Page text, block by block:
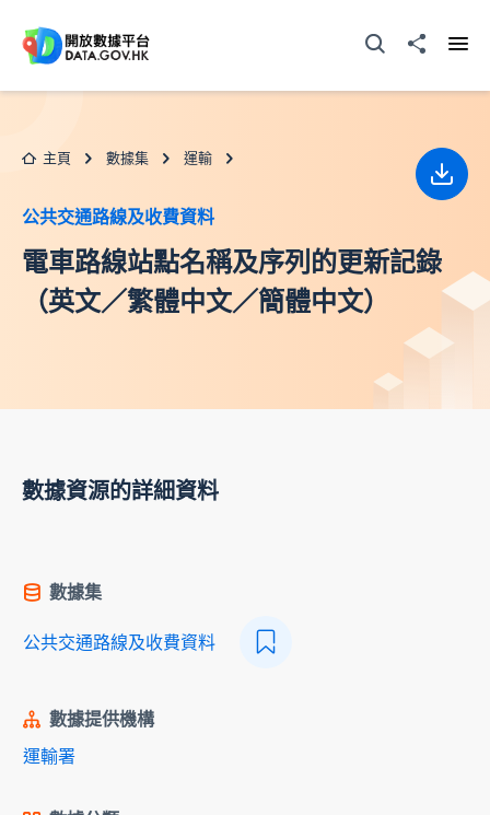
打開搜尋器分享至
主頁 數據集 運輸
公共交通路線及收費資料
電車路線站點名稱及序列的更新記錄
（英文／繁體中文／簡體中文）
下載
數據資源的詳細資料
數據集
公共交通路線及收費資料
數據提供機構
運輸署